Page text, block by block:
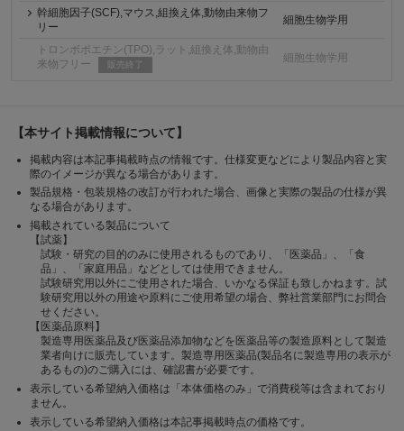
幹細胞因子(SCF),マウス,組換え体,動物由来物フ
リー
細胞生物学用
トロンボポエチン(TPO),ラット,組換え体,動物由
来物フリー
販売終了
細胞生物学用
【本サイト掲載情報について】
掲載内容は本記事掲載時点の情報です。仕様変更などにより製品内容と実
際のイメージが異なる場合があります。
製品規格・包装規格の改訂が行われた場合、画像と実際の製品の仕様が異
なる場合があります。
掲載されている製品について
【試薬】
試験・研究の目的のみに使用されるものであり、「医薬品」、「食
品」、「家庭用品」などとしては使用できません。
試験研究用以外にご使用された場合、いかなる保証も致しかねます。試
験研究用以外の用途や原料にご使用希望の場合、弊社営業部門にお問合
せください。
【医薬品原料】
製造専用医薬品及び医薬品添加物などを医薬品等の製造原料として製造
業者向けに販売しています。製造専用医薬品(製品名に製造専用の表示が
あるもの)のご購入には、確認書が必要です。
表示している希望納入価格は「本体価格のみ」で消費税等は含まれており
ません。
表示している希望納入価格は本記事掲載時点の価格です。